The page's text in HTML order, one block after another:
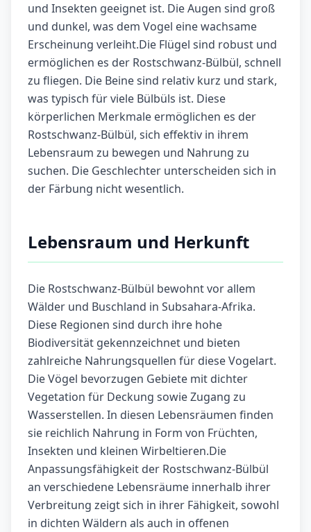
und Insekten geeignet ist. Die Augen sind groß
und dunkel, was dem Vogel eine wachsame
Erscheinung verleiht.Die Flügel sind robust und
ermöglichen es der Rostschwanz-Bülbül, schnell
zu fliegen. Die Beine sind relativ kurz und stark,
was typisch für viele Bülbüls ist. Diese
körperlichen Merkmale ermöglichen es der
Rostschwanz-Bülbül, sich effektiv in ihrem
Lebensraum zu bewegen und Nahrung zu
suchen. Die Geschlechter unterscheiden sich in
der Färbung nicht wesentlich.
Lebensraum und Herkunft
Die Rostschwanz-Bülbül bewohnt vor allem
Wälder und Buschland in Subsahara-Afrika.
Diese Regionen sind durch ihre hohe
Biodiversität gekennzeichnet und bieten
zahlreiche Nahrungsquellen für diese Vogelart.
Die Vögel bevorzugen Gebiete mit dichter
Vegetation für Deckung sowie Zugang zu
Wasserstellen. In diesen Lebensräumen finden
sie reichlich Nahrung in Form von Früchten,
Insekten und kleinen Wirbeltieren.Die
Anpassungsfähigkeit der Rostschwanz-Bülbül
an verschiedene Lebensräume innerhalb ihrer
Verbreitung zeigt sich in ihrer Fähigkeit, sowohl
in dichten Wäldern als auch in offenen